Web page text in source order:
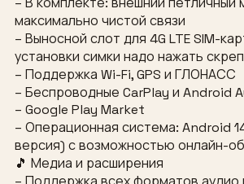
максимально чистой связи
– Выносной слот для 4G LTE SIM-
установки симки надо нажать
– Поддержка Wi-Fi, GPS и ГЛОНАСС
– Беспроводные CarPlay и Android
– Google Play Market
– Операционная система: Android
версия) с возможностью онлайн-
🎵 Медиа и расширения